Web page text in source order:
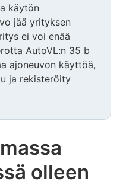
käytön
jää yrityksen
ei voi enää
AutoVL:n 35 b
ajoneuvon käyttöä,
ja rekisteröity
olleen